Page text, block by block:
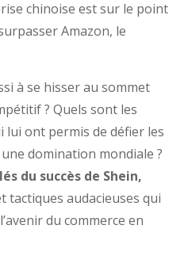
chinoise est sur le point
Amazon, le
à se hisser au sommet
? Quels sont les
lui ont permis de défier les
domination mondiale ?
du succès de Shein,
tactiques audacieuses qui
du commerce en